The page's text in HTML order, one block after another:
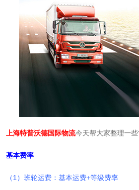
上海特普沃德国际物流今天帮大家整理一
基本费率
（1）班轮运费：基本运费+等级费率